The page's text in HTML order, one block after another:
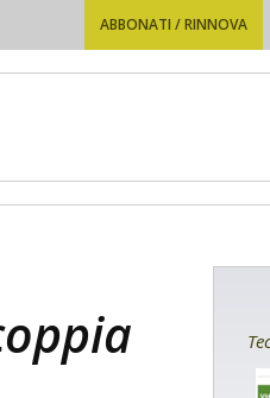
ABBONATI / RINNOVA